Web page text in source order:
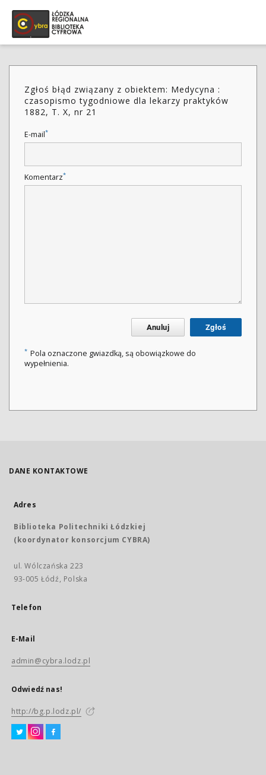
Zgłoś błąd związany z obiektem: Medycyna :
czasopismo tygodniowe dla lekarzy praktyków
1882, T. X, nr 21
E-mail*
Komentarz*
Anuluj Zgłoś
* Pola oznaczone gwiazdką, są obowiązkowe do
wypełnienia.
DANE KONTAKTOWE
Adres
Biblioteka Politechniki Łódzkiej
(koordynator konsorcjum CYBRA)
ul. Wólczańska 223
93-005 Łódź, Polska
Telefon
E-Mail
admin@cybra.lodz.pl
Odwiedź nas!
http://bg.p.lodz.pl/